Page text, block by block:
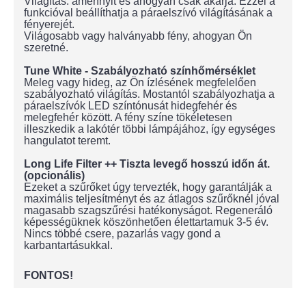
funkcióval beállíthatja a páraelszívó világításának a
fényerejét.
Világosabb vagy halványabb fény, ahogyan Ön
szeretné.
Tune White - Szabályozható színhőmérséklet
Meleg vagy hideg, az Ön ízlésének megfelelően
szabályozható világítás. Mostantól szabályozhatja a
páraelszívók LED színtónusát hidegfehér és
melegfehér között. A fény színe tökéletesen
illeszkedik a lakótér többi lámpájához, így egységes
hangulatot teremt.
Long Life Filter ++ Tiszta levegő hosszú időn át.
(opcionális)
Ezeket a szűrőket úgy tervezték, hogy garantálják a
maximális teljesítményt és az átlagos szűrőknél jóval
magasabb szagszűrési hatékonyságot. Regeneráló
képességüknek köszönhetően élettartamuk 3-5 év.
Nincs többé csere, pazarlás vagy gond a
karbantartásukkal.
FONTOS!